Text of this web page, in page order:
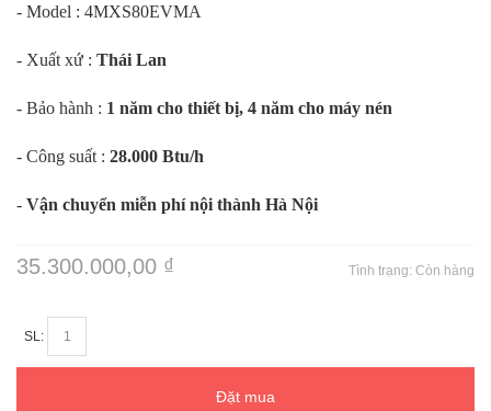
- Model : 4MXS80EVMA
- Xuất xứ : Thái Lan
- Bảo hành : 1 năm cho thiết bị, 4 năm cho máy nén
- Công suất : 28.000 Btu/h
- Vận chuyển miễn phí nội thành Hà Nội
Tình trạng: Còn hàng
35.300.000,00 ₫
SL:
Đặt mua